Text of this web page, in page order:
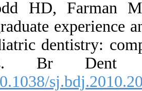
20. Rodd
Undergraduate
in paediatric
schools.
[DOI:10.1038/